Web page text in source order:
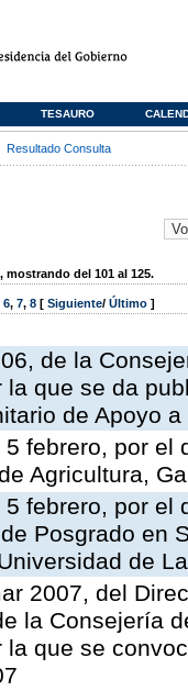
TESAURO
Resultado Consulta
del 101 al 125.
6, 7, 8 [ Siguiente/ Último ]
de la
la que se da
de Apoyo
febrero, por el
Agricultura,
febrero, por
Posgrado en
de
2007, del
la Consejería
que se